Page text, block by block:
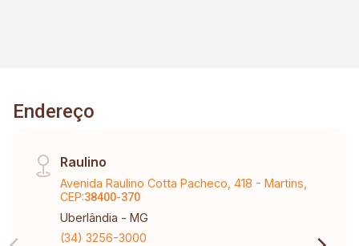
Endereço
Raulino
Avenida Raulino Cotta Pacheco, 418 - Martins,
CEP:38400-370
Uberlândia - MG
(34) 3256-3000